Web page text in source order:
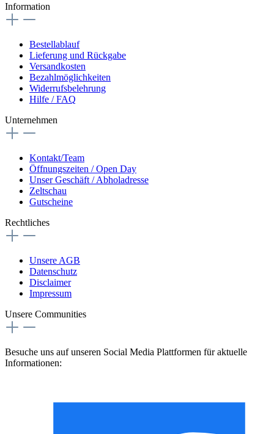
Information
Bestellablauf
Lieferung und Rückgabe
Versandkosten
Bezahlmöglichkeiten
Widerrufsbelehrung
Hilfe / FAQ
Unternehmen
Kontakt/Team
Öffnungszeiten / Open Day
Unser Geschäft / Abholadresse
Zeltschau
Gutscheine
Rechtliches
Unsere AGB
Datenschutz
Disclaimer
Impressum
Unsere Communities
Besuche uns auf unseren Social Media Plattformen für aktuelle
Informationen: